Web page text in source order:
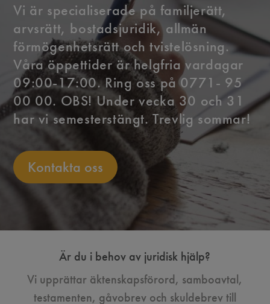
Vi är specialiserade på familjerätt,
arvsrätt, bostadsjuridik, allmän
förmögenhetsrätt och tvistelösning.
Våra öppettider är helgfria vardagar
09:00-17:00. Ring oss på 0771- 95
00 00. OBS! Under vecka 30 och 31
har vi semesterstängt. Trevlig sommar!
Kontakta oss
Är du i behov av juridisk hjälp?
Vi upprättar äktenskapsförord, samboavtal,
testamenten, gåvobrev och skuldebrev till